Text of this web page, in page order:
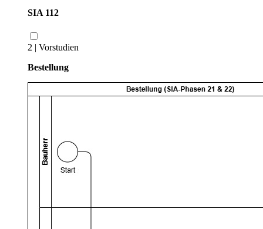
SIA 112
2 | Vorstudien
Bestellung